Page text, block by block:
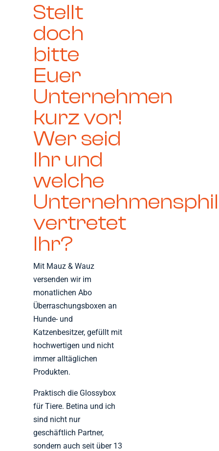
Stellt
doch
bitte
Euer
Unternehmen
kurz vor!
Wer seid
Ihr und
welche
vertretet
Ihr?
Mit Mauz & Wauz
versenden wir im
monatlichen Abo
Überraschungsboxen an
Hunde- und
Katzenbesitzer, gefüllt mit
hochwertigen und nicht
immer alltäglichen
Produkten.
Praktisch die Glossybox
für Tiere. Betina und ich
sind nicht nur
geschäftlich Partner,
sondern auch seit über 13